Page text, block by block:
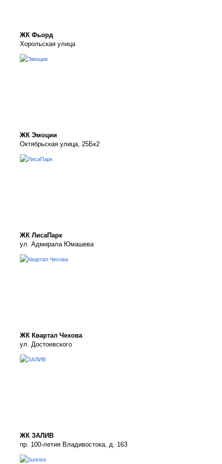
ЖК Фьорд
Хорольская улица
ЖК Эмоции
Октябрьская улица, 25Бк2
ЖК ЛисаПарк
ул. Адмирала Юмашева
ЖК Квартал Чехова
ул. Достоевского
ЖК ЗАЛИВ
пр. 100-летия Владивостока, д. 163